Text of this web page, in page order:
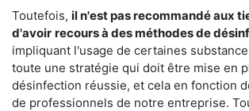
Toutefois, il n'est pas recommandé aux
d'avoir recours à des méthodes de
impliquant l'usage de certaines
toute une stratégie qui doit être mise en
désinfection réussie, et cela en fonction
de professionnels de notre entreprise.